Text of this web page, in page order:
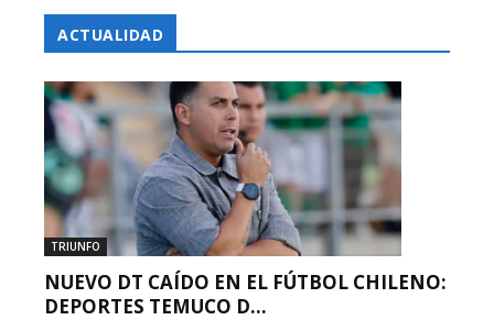
ACTUALIDAD
TRIUNFO
NUEVO DT CAÍDO EN EL FÚTBOL CHILENO:
DEPORTES TEMUCO D...